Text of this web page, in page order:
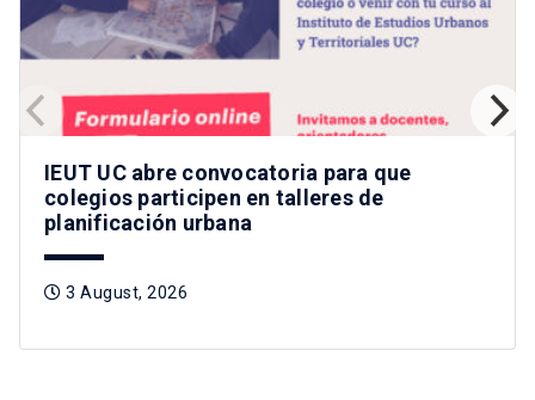
IEUT UC abre convocatoria para que
colegios participen en talleres de
planificación urbana
3 August, 2026